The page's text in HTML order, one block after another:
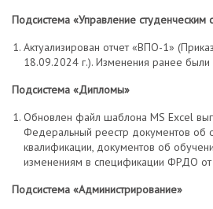
Подсистема «Управление студенческим
Актуализирован отчет «ВПО-1»
18.09.2024 г.). Изменения ранее были
Подсистема «Дипломы»
Обновлен файл шаблона MS Excel
Федеральный реестр документов об
квалификации, документов об
изменениям в спецификации ФРДО
Подсистема «Администрирование»